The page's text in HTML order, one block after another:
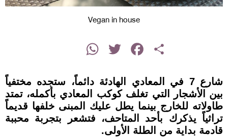
Vegan in house
Share
Facebook
Twitter
WhatsApp
شارع 7 في المعادي الهادئة دائماً، ستجده مختفياً
بين الأشجار التي تغلف كوكب المعادي بأكمله، تمتد
طاولاته للخارج بينما يطل عليك المبنى خلفها قديماً
تراثياً يذكرك بأحد المتاحف، فتشعر بتجربة محببة
قادمة بداية من الطلة الأولى.